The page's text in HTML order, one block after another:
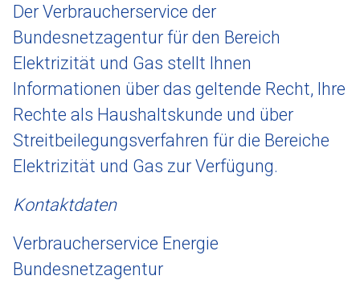
Der Verbraucherservice der
Bundesnetzagentur für den Bereich
Elektrizität und Gas stellt Ihnen
Informationen über das geltende Recht, Ihre
Rechte als Haushaltskunde und über
Streitbeilegungsverfahren für die Bereiche
Elektrizität und Gas zur Verfügung.
Kontaktdaten
Verbraucherservice Energie
Bundesnetzagentur